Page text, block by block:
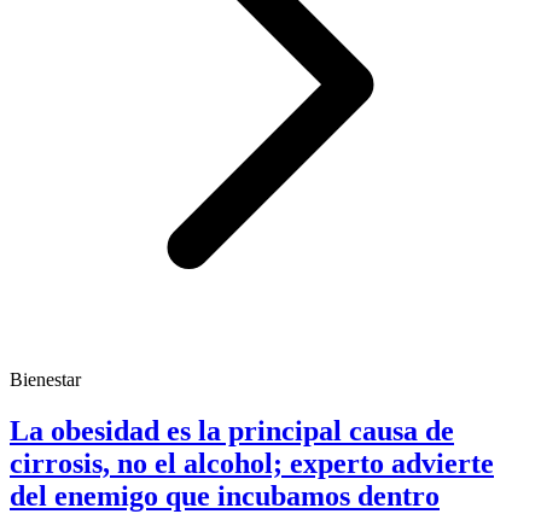
Bienestar
La obesidad es la principal causa de
cirrosis, no el alcohol; experto advierte
del enemigo que incubamos dentro